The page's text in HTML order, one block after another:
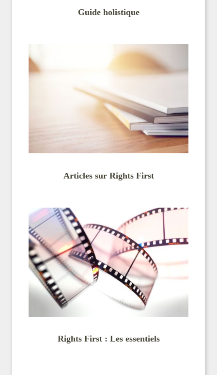
Guide holistique
Articles sur Rights First
Rights First : Les essentiels